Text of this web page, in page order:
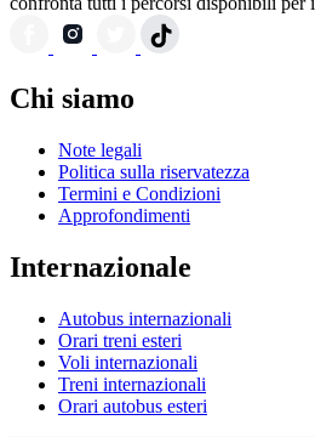
Chi siamo
Note legali
Politica sulla riservatezza
Termini e Condizioni
Approfondimenti
Internazionale
Autobus internazionali
Orari treni esteri
Voli internazionali
Treni internazionali
Orari autobus esteri